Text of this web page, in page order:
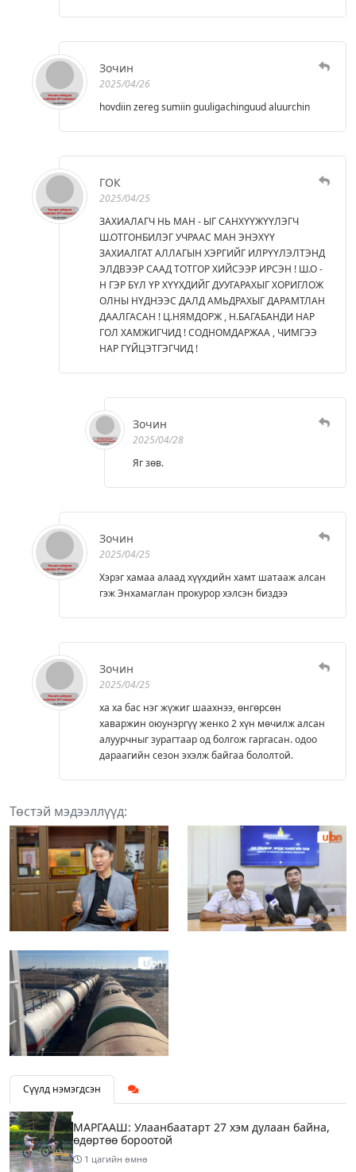
Зочин
2025/04/26
hovdiin zereg sumiin guuligachinguud aluurchin
ГОК
2025/04/25
ЗАХИАЛАГЧ НЬ МАН - ЫГ САНХҮҮЖҮҮЛЭГЧ
Ш.ОТГОНБИЛЭГ УЧРААС МАН ЭНЭХҮҮ
ЗАХИАЛГАТ АЛЛАГЫН ХЭРГИЙГ ИЛРҮҮЛЭЛТЭНД
ЭЛДВЭЭР СААД ТОТГОР ХИЙСЭЭР ИРСЭН ! Ш.О -
Н ГЭР БҮЛ ҮР ХҮҮХДИЙГ ДУУГАРАХЫГ ХОРИГЛОЖ
ОЛНЫ НҮДНЭЭС ДАЛД АМЬДРАХЫГ ДАРАМТЛАН
ДААЛГАСАН ! Ц.НЯМДОРЖ , Н.БАГАБАНДИ НАР
ГОЛ ХАМЖИГЧИД ! СОДНОМДАРЖАА , ЧИМГЭЭ
НАР ГҮЙЦЭТГЭГЧИД !
Зочин
2025/04/28
Яг зөв.
Зочин
2025/04/25
Хэрэг хамаа алаад хүүхдийн хамт шатааж алсан
гэж Энхамаглан прокурор хэлсэн биздээ
Зочин
2025/04/25
ха ха бас нэг жүжиг шаахнээ, өнгөрсөн
хаваржин оюунэргүү женко 2 хүн мөчилж алсан
алуурчныг зурагтаар од болгож гаргасан. одоо
дараагийн сезон эхэлж байгаа бололтой.
Төстэй мэдээллүүд:
Сүүлд нэмэгдсэн
МАРГААШ: Улаанбаатарт 27 хэм дулаан байна,
өдөртөө бороотой
1 цагийн өмнө